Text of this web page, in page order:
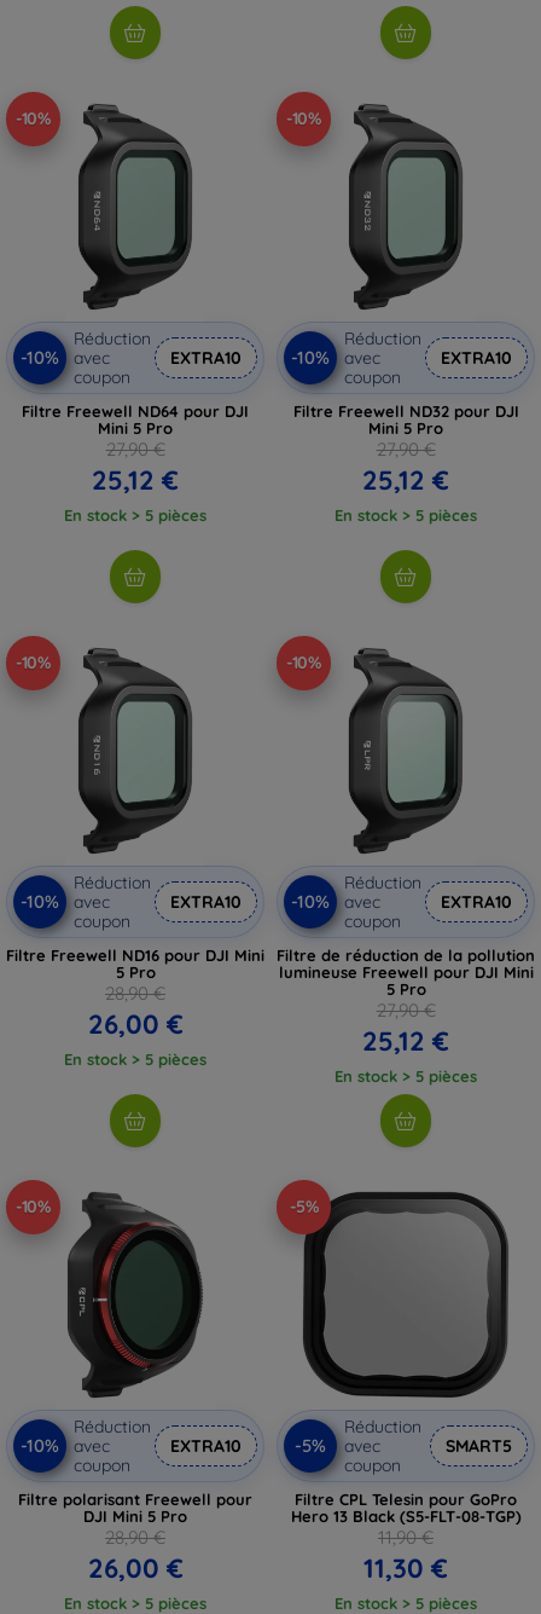
-10%
-10%
Réduction
avec
coupon
EXTRA10
Filtre Freewell ND64 pour DJI
Mini 5 Pro
27,90 €
25,12 €
En stock > 5 pièces
-10%
-10%
Réduction
avec
coupon
EXTRA10
Filtre Freewell ND32 pour DJI
Mini 5 Pro
27,90 €
25,12 €
En stock > 5 pièces
-10%
-10%
Réduction
avec
coupon
EXTRA10
Filtre Freewell ND16 pour DJI Mini
5 Pro
28,90 €
26,00 €
En stock > 5 pièces
-10%
-10%
Réduction
avec
coupon
EXTRA10
Filtre de réduction de la pollution
lumineuse Freewell pour DJI Mini
5 Pro
27,90 €
25,12 €
En stock > 5 pièces
-10%
-10%
Réduction
avec
coupon
EXTRA10
Filtre polarisant Freewell pour
DJI Mini 5 Pro
28,90 €
26,00 €
En stock > 5 pièces
-5%
-5%
Réduction
avec
coupon
SMART5
Filtre CPL Telesin pour GoPro
Hero 13 Black (S5-FLT-08-TGP)
11,90 €
11,30 €
En stock > 5 pièces